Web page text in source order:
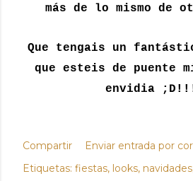
más de lo mismo de
Que tengais un
que esteis de puente
envidia
Compartir
Enviar entrada por
Etiquetas: fiestas looks navidades